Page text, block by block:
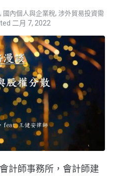
, 國內個人與企業稅, 涉外貿易投資需
二月 7, 2022
計師事務所，會計師建